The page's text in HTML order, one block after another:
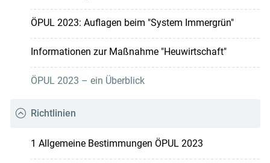
ÖPUL 2023: Auflagen beim "System Immergrün"
Informationen zur Maßnahme "Heuwirtschaft"
ÖPUL 2023 – ein Überblick
Richtlinien
1 Allgemeine Bestimmungen ÖPUL 2023